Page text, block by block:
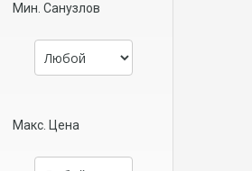
Мин. Санузлов
Макс. Цена